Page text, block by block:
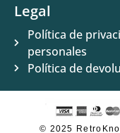
Legal
Política de
personales
Política de
© 2025